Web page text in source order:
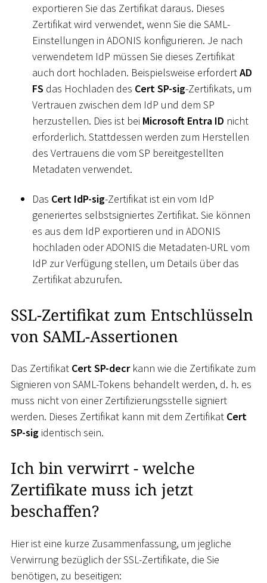
exportieren Sie das Zertifikat daraus. Dieses
Zertifikat wird verwendet, wenn Sie die SAML-
Einstellungen in ADONIS konfigurieren. Je nach
verwendetem IdP müssen Sie dieses Zertifikat
auch dort hochladen. Beispielsweise erfordertAD
FS das Hochladen des Cert SP-sig-Zertifikats, um
Vertrauen zwischen dem IdP und dem SP
herzustellen. Dies ist bei Microsoft Entra ID nicht
erforderlich. Stattdessen werden zum Herstellen
des Vertrauens die vom SP bereitgestellten
Metadaten verwendet.
Das Cert IdP-sig-Zertifikat ist ein vom IdP
generiertes selbstsigniertes Zertifikat. Sie können
es aus dem IdP exportieren und in ADONIS
hochladen oder ADONIS die Metadaten-URL vom
IdP zur Verfügung stellen, um Details über das
Zertifikat abzurufen.
SSL-Zertifikat zum Entschlüsseln
von SAML-Assertionen
Das Zertifikat Cert SP-decrkann wie die Zertifikate zum
Signieren von SAML-Tokens behandelt werden, d. h. es
muss nicht von einer Zertifizierungsstelle signiert
werden. Dieses Zertifikat kann mit dem Zertifikat Cert
SP-sig identisch sein.
Ich bin verwirrt - welche
Zertifikate muss ich jetzt
beschaffen?
Hier ist eine kurze Zusammenfassung, um jegliche
Verwirrung bezüglich der SSL-Zertifikate, die Sie
benötigen, zu beseitigen: